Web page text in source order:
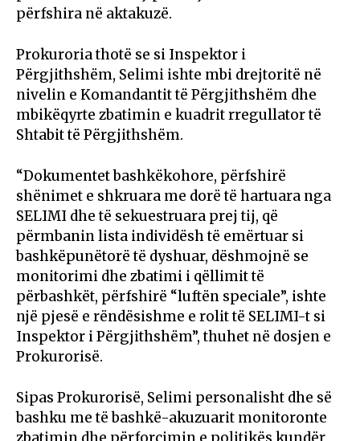
përfshira në aktakuzë.
Prokuroria thotë se si Inspektor i
Përgjithshëm, Selimi ishte mbi drejtoritë në
nivelin e Komandantit të Përgjithshëm dhe
mbikëqyrte zbatimin e kuadrit rregullator të
Shtabit të Përgjithshëm.
“Dokumentet bashkëkohore, përfshirë
shënimet e shkruara me dorë të hartuara nga
SELIMI dhe të sekuestruara prej tij, që
përmbanin lista individësh të emërtuar si
bashkëpunëtorë të dyshuar, dëshmojnë se
monitorimi dhe zbatimi i qëllimit të
përbashkët, përfshirë “luftën speciale”, ishte
një pjesë e rëndësishme e rolit të SELIMI-t si
Inspektor i Përgjithshëm”, thuhet në dosjen e
Prokurorisë.
Sipas Prokurorisë, Selimi personalisht dhe së
bashku me të bashkë-akuzuarit monitoronte